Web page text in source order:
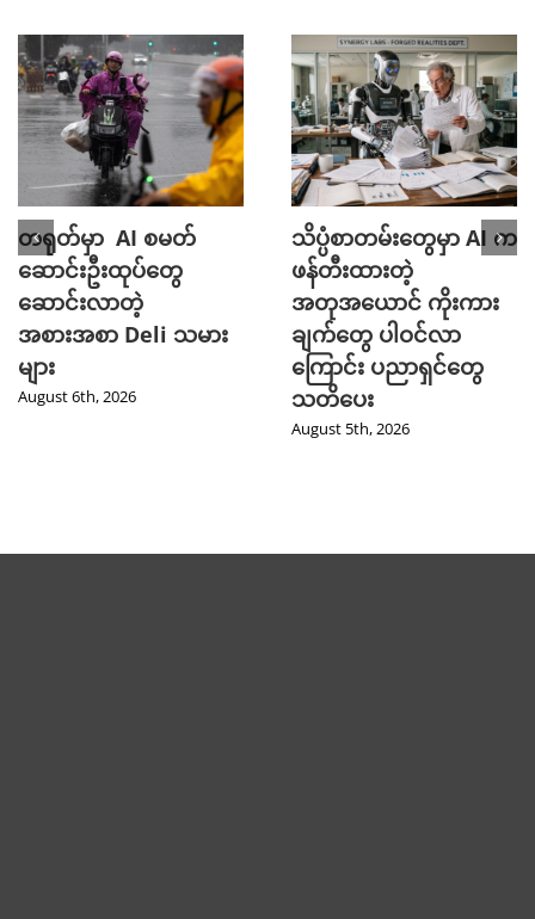
က
လူတူစက်ရုပ် ထုတ်တော့
မယ့် Meta
August 5th, 2026
မွေးရာပါ မျက်စိကွ
သူတွေကို အမြင်အာရုံ
ပြန်ရစေမယ့် Elon
Musk ရဲ့
နည်းပညာ
August 5th, 2026